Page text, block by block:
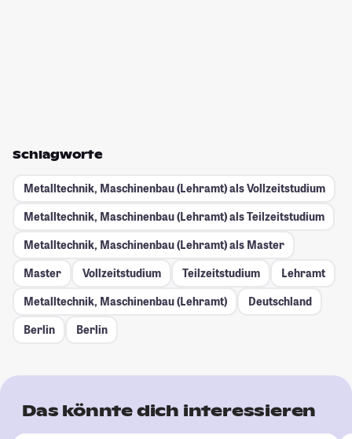
Schlagworte
Metalltechnik, Maschinenbau (Lehramt) als Vollzeitstudium
Metalltechnik, Maschinenbau (Lehramt) als Teilzeitstudium
Metalltechnik, Maschinenbau (Lehramt) als Master
Master
Vollzeitstudium Teilzeitstudium
Lehramt
Metalltechnik, Maschinenbau (Lehramt)
Deutschland
Berlin
Berlin
Das könnte dich interessieren